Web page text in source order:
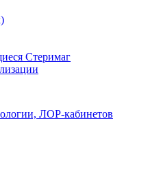
Стеримаг
ЛОР-кабинетов